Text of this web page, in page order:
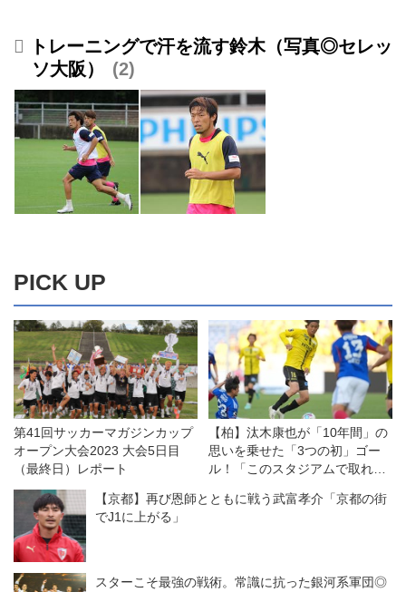
トレーニングで汗を流す鈴木（写真◎セレッ
ソ大阪）
2
PICK UP
第41回サッカーマガジンカップ
オープン大会2023 大会5日目
（最終日）レポート
【柏】汰木康也が「10年間」の
思いを乗せた「3つの初」ゴー
ル！「このスタジアムで取れた
【京都】再び恩師とともに戦う武富孝介「京都の街
でJ1に上がる」
スターこそ最強の戦術。常識に抗った銀河系軍団◎